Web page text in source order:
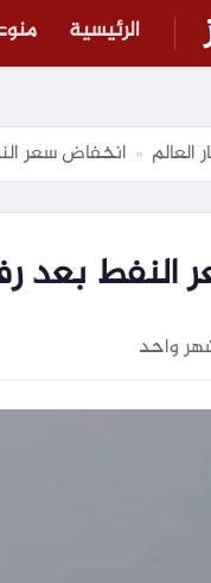
الرئيسية
العالم » انخفاض سعر
النفط بعد
واحد